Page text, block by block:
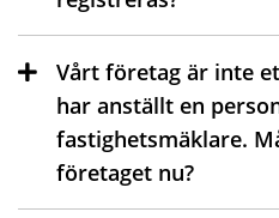
Vårt företag är inte
har anställt en
fastighetsmäklare.
företaget nu?